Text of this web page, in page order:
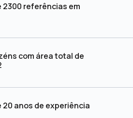
2300 referências em
com área total de
20 anos de experiência